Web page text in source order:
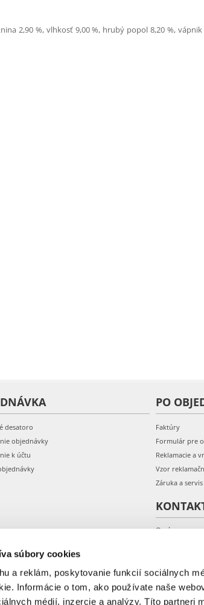
súbory cookies
a reklám, poskytovanie funkcií sociálnych
Informácie o tom, ako používate naše
médií, inzercie a analýzy. Títo partneri
2,90 %, vlhkosť 9,00 %, hrubý popol 8,20 %, vápnik
desatoro
objednávky
k účtu
PO
Faktúry
Formulár pre
Reklamacie a
Vzor
Záruka a servis
O nás